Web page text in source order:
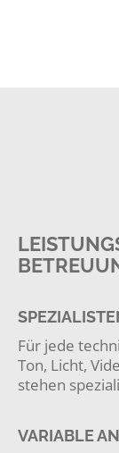
Für jede
Ton, Licht,
stehen
VARIABLE